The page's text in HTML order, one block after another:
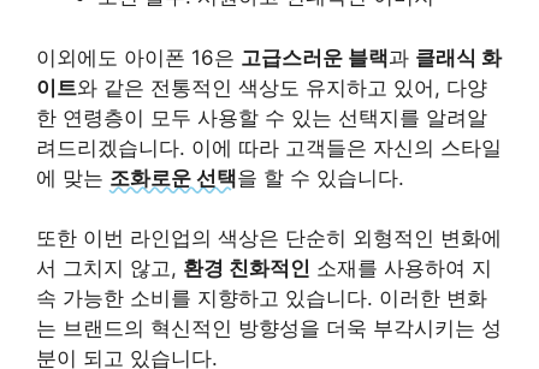
이외에도 아이폰 16은 고급스러운 블랙과 클래식 화
이트와 같은 전통적인 색상도 유지하고 있어, 다양
한 연령층이 모두 사용할 수 있는 선택지를 알려알
려드리겠습니다. 이에 따라 고객들은 자신의 스타일
에 맞는 조화로운 선택을 할 수 있습니다.
또한 이번 라인업의 색상은 단순히 외형적인 변화에
서 그치지 않고, 환경 친화적인 소재를 사용하여 지
속 가능한 소비를 지향하고 있습니다. 이러한 변화
는 브랜드의 혁신적인 방향성을 더욱 부각시키는 성
분이 되고 있습니다.